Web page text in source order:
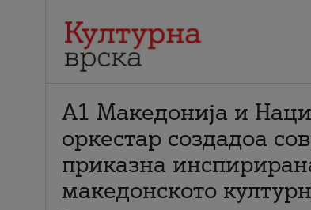
А1 Македонија и
оркестар создадоа
приказна
македонското